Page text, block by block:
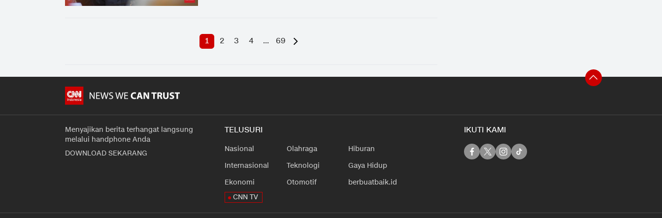
1 2 3 4 ... 69
Menyajikan berita terhangat langsung
melalui handphone Anda
DOWNLOAD SEKARANG
TELUSURI
Nasional
Internasional
Ekonomi
Olahraga
Teknologi
Otomotif
Hiburan
Gaya Hidup
berbuatbaik.id
CNN TV
IKUTI KAMI